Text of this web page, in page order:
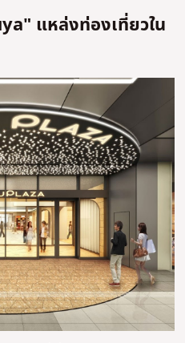
แหล่งท่องเที่ยวใน